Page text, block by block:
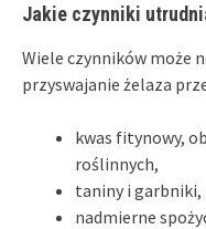
Jakie czynniki
Wiele czynników może
przyswajanie żelaza
kwas fitynowy,
roślinnych,
taniny i garbniki,
nadmierne